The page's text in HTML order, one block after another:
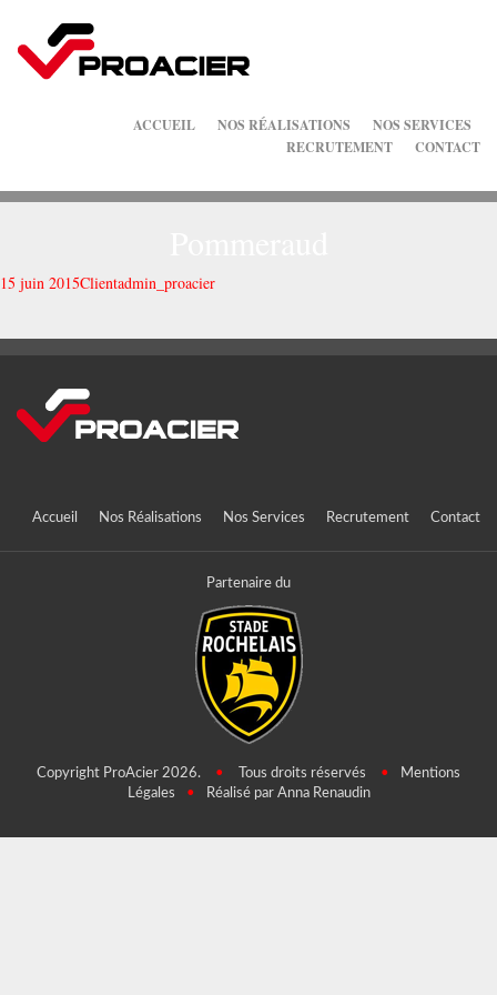
ACCUEIL NOS RÉALISATIONS
NOS SERVICES
RECRUTEMENT
CONTACT
15 juin 2015Clientadmin_proacier
Accueil Nos Réalisations Nos Services Recrutement Contact
Partenaire du
Copyright ProAcier 2026. • Tous droits réservés •
Mentions
Légales
• Réalisé par Anna Renaudin